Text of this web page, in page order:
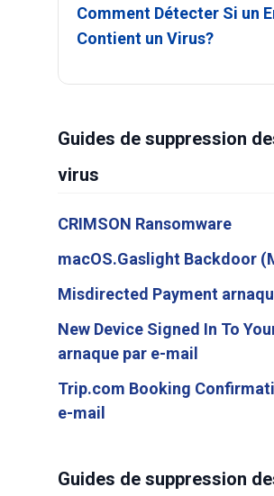
Comment Détecter Si un
Contient un Virus?
Guides de suppression
virus
CRIMSON Ransomware
macOS.Gaslight Backdoor
Misdirected Payment
New Device Signed In To
arnaque par e-mail
Trip.com Booking
e-mail
Guides de suppression